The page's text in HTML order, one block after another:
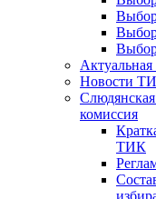
Новости
Слюдянская
комиссия
ТИК